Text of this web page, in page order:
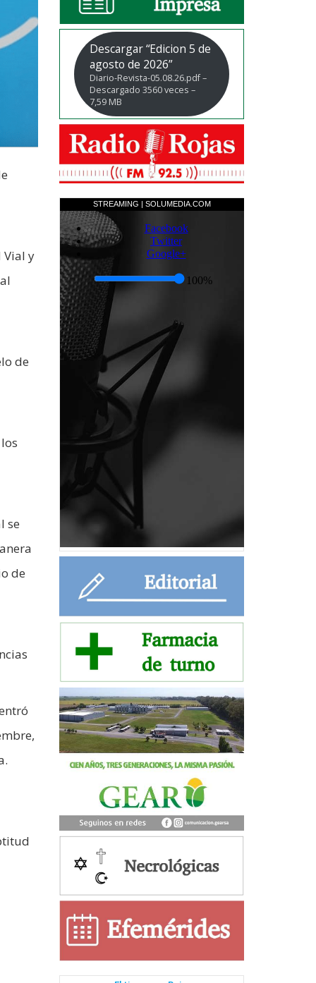
Vial y
de
se
de
Descargar “Edicion 5 de
agosto de 2026”
Diario-Revista-05.08.26.pdf –
Descargado 3560 veces –
7,59 MB